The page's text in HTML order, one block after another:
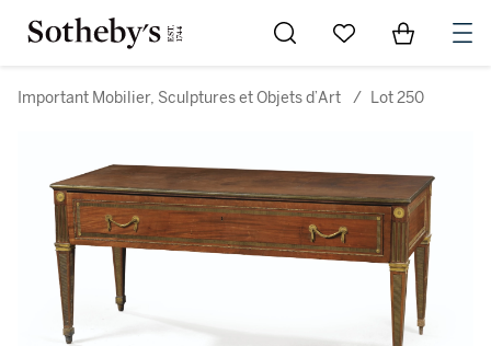
Go to My Favorites
Items in
Important Mobilier, Sculptures et Objets d’Art / Lot 250